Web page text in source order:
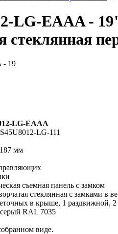
LG-EAAA -
стеклянная
LG-EAAA
LG-111
мм
съемная панель с замком
стеклянная с замками в
в крыше, 1 раздвижной,
RAL 7035
виде.